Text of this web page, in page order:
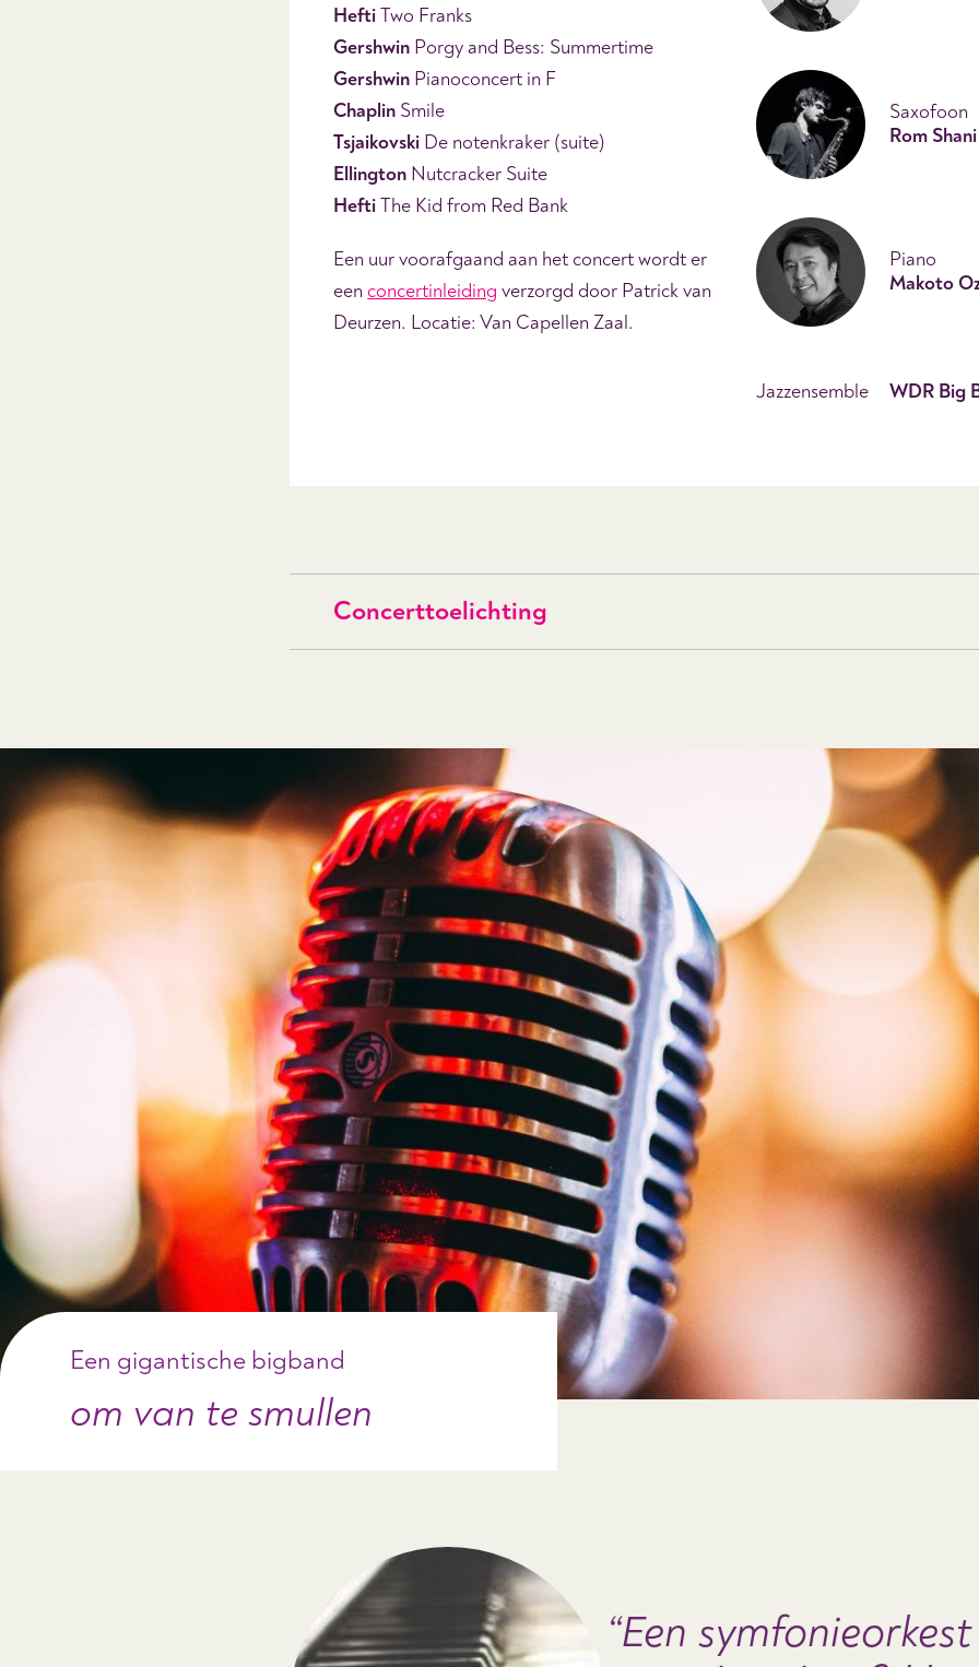
HeftiTwo Franks
Gershwin Porgy and Bess: Summertime
Gershwin Pianoconcert in F
Chaplin Smile
Tsjaikovski De notenkraker (suite)
Ellington Nutcracker Suite
HeftiThe Kid from Red Bank
Een uur voorafgaand aan het concert wordt er
een concertinleiding verzorgd door Patrick van
Deurzen. Locatie: Van Capellen Zaal.
Saxofoon
Rom Shani
Piano
Makoto
Jazzensemble WDR Big
Concerttoelichting
Een gigantische bigband
om van te smullen
Een